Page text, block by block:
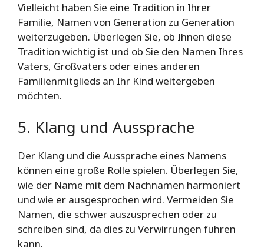
Vielleicht haben Sie eine Tradition in Ihrer
Familie, Namen von Generation zu Generation
weiterzugeben. Überlegen Sie, ob Ihnen diese
Tradition wichtig ist und ob Sie den Namen Ihres
Vaters, Großvaters oder eines anderen
Familienmitglieds an Ihr Kind weitergeben
möchten.
5. Klang und Aussprache
Der Klang und die Aussprache eines Namens
können eine große Rolle spielen. Überlegen Sie,
wie der Name mit dem Nachnamen harmoniert
und wie er ausgesprochen wird. Vermeiden Sie
Namen, die schwer auszusprechen oder zu
schreiben sind, da dies zu Verwirrungen führen
kann.